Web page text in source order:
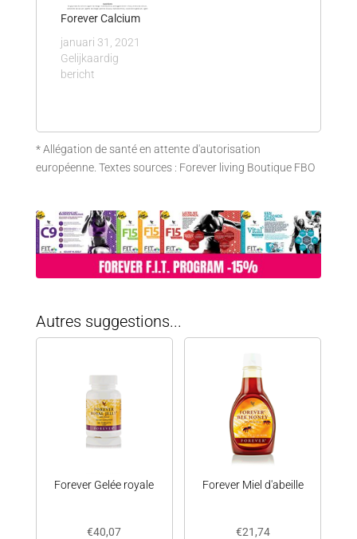
Forever Calcium
januari 31, 2021
Gelijkaardig
bericht
* Allégation de santé en attente d'autorisation
européenne. Textes sources : Forever living Boutique FBO
Autres suggestions...
Forever Gelée royale
€40,07
Forever Miel d'abeille
€21,74